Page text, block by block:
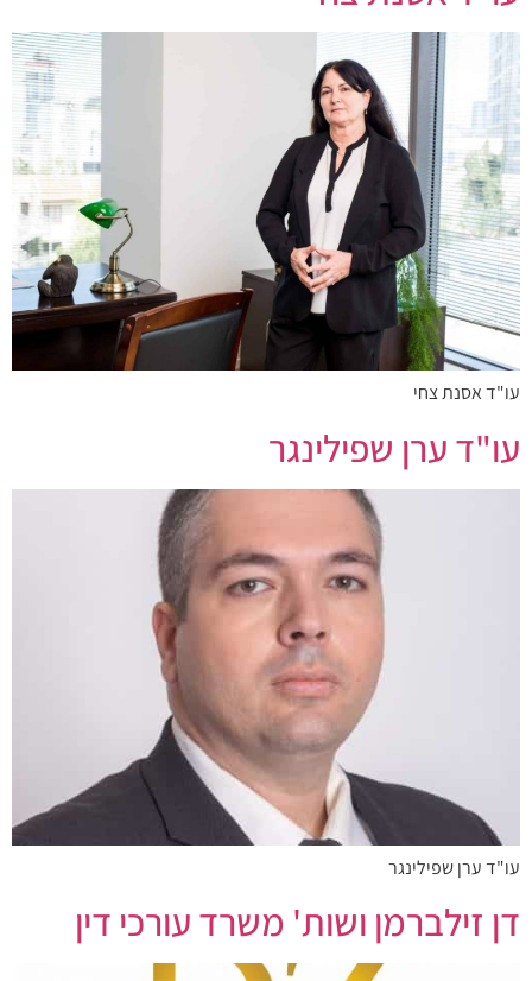
עו"ד אסנת צחי
עו"ד ערן שפילינגר
עו"ד ערן שפילינגר
דן זילברמן ושות' משרד עורכי דין